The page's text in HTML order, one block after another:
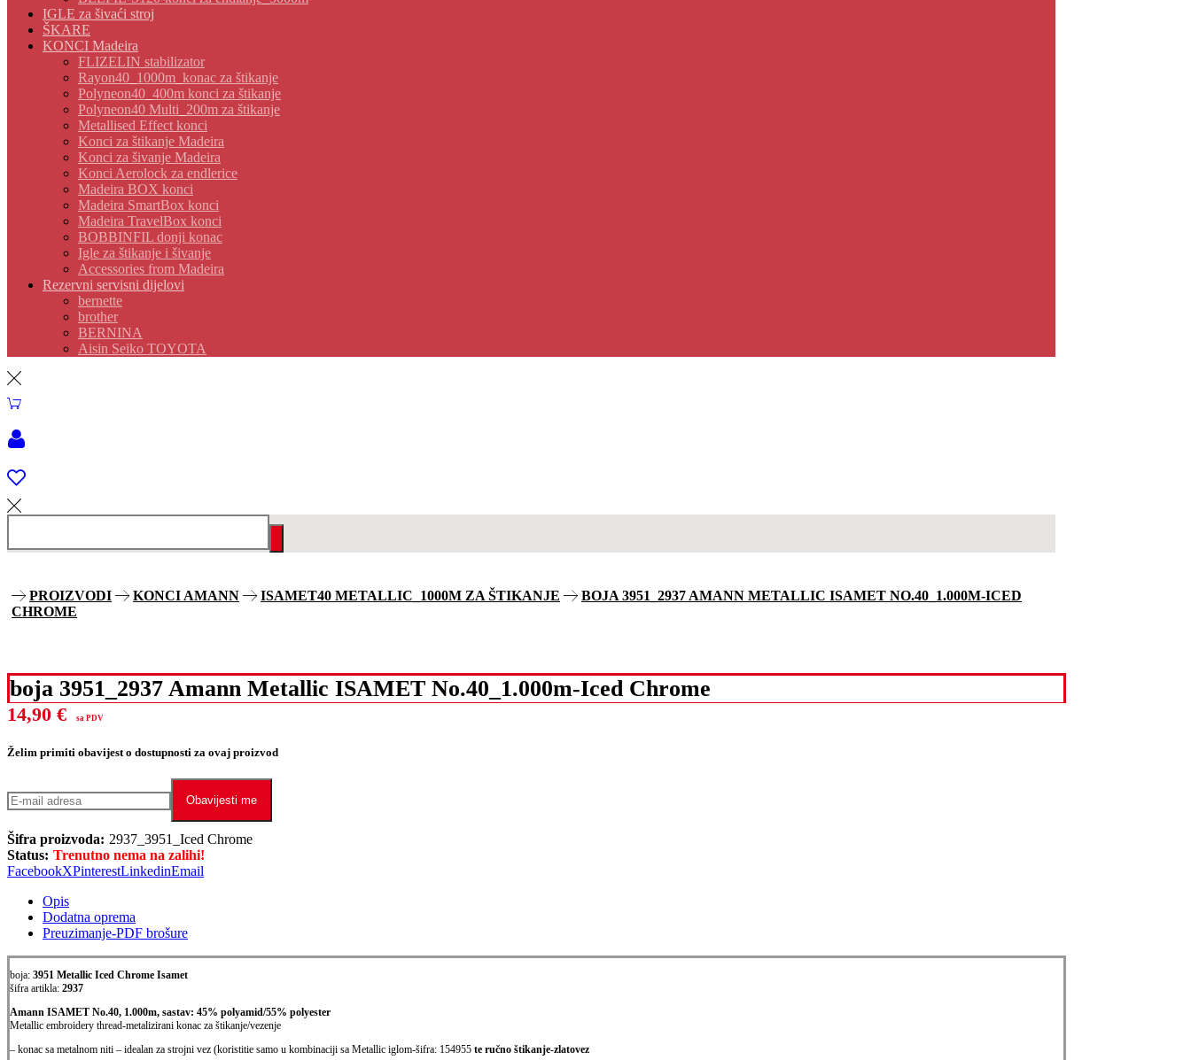
IGLE za šivaći stroj
ŠKARE
KONCI Madeira
FLIZELIN stabilizator
Rayon40_1000m_konac za štikanje
Polyneon40_400m konci za štikanje
Polyneon40 Multi_200m za štikanje
Metallised Effect konci
Konci za štikanje Madeira
Konci za šivanje Madeira
Konci Aerolock za endlerice
Madeira BOX konci
Madeira SmartBox konci
Madeira TravelBox konci
BOBBINFIL donji konac
Igle za štikanje i šivanje
Accessories from Madeira
Rezervni servisni dijelovi
bernette
brother
BERNINA
Aisin Seiko TOYOTA
PROIZVODI KONCI AMANN ISAMET40 METALLIC_1000M ZA ŠTIKANJE
BOJA 3951_2937 AMANN METALLIC ISAMET NO.40_1.000M-ICED
CHROME
boja 3951_2937 Amann Metallic ISAMET No.40_1.000m-Iced Chrome
14,90 € sa PDV
Želim primiti obavijest o dostupnosti za ovaj proizvod
Obavijesti me
Šifra proizvoda: 2937_3951_Iced Chrome
Status: Trenutno nema na zalihi!
FacebookXPinterestLinkedinEmail
Opis
Dodatna oprema
Preuzimanje-PDF brošure
boja: 3951 Metallic Iced Chrome Isamet
šifra artikla: 2937
Amann ISAMET No.40, 1.000m, sastav: 45% polyamid/55% polyester
Metallic embroidery thread-metalizirani konac za štikanje/vezenje
– konac sa metalnom niti – idealan za strojni vez (koristitie samo u kombinaciji sa Metallic iglom-šifra: 154955 te ručno štikanje-zlatovez